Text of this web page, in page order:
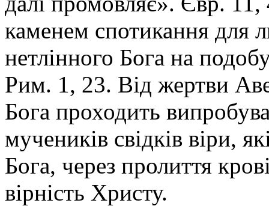
каменем спотикання для
нетлінного Бога на
Рим. 1, 23. Від жертви
Бога проходить
мучеників свідків віри,
Бога, через пролиття
вірність Христу.